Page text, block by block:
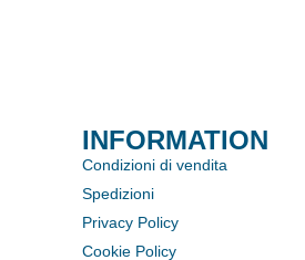
INFORMATION
Condizioni di vendita
Spedizioni
Privacy Policy
Cookie Policy